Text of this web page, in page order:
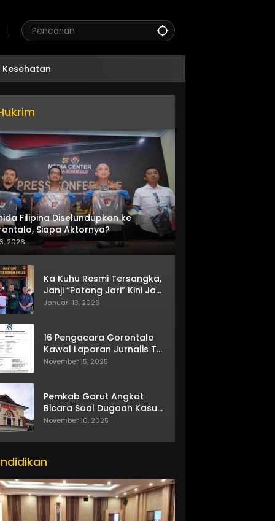
Kesehatan
Filipina Diselundupkan ke
Siapa Aktornya?
2026
Ka Kuhu Resmi Tersangka,
Janji “Potong Jari” Kini Jadi
Bumerang
Januari 13, 2026
16 Pengacara Gorontalo
Kawal Laporan Jurnalis TV
One
November 15, 2025
Pemkab Gorut Angkat
Bicara Soal Dugaan Kasus
Asusila Oknum ASN
November 10, 2025